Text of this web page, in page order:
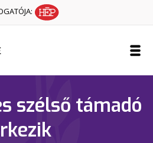
szélső támadó